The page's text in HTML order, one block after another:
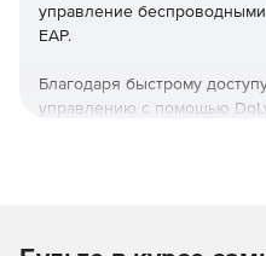
управление
EAP.
Благодаря быстрому
управлению с помощью